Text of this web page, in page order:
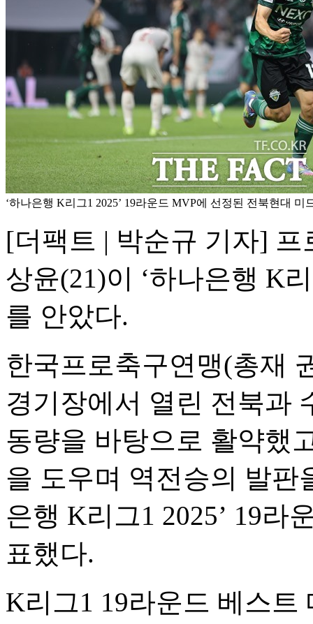
‘하나은행 K리그1 2025’ 19라운드 MVP에 선정된 전북현대 미
[더팩트 | 박순규 기자]
상윤(21)이 ‘하나은행 K
를 안았다.
한국프로축구연맹(총재
경기장에서 열린 전북과
동량을 바탕으로 활약했
을 도우며 역전승의 발판
은행 K리그1 2025’ 19라
표했다.
K리그1 19라운드 베스트